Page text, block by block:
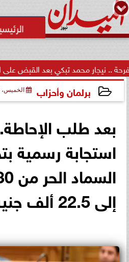
محمد تبكي بعد القبض على المتورط...
برلمان وأحزاب الخميس، 25 يونيو 2026
بعد طلب
استجابة رسمية
إلى 22.5 ألف جنيه للطن